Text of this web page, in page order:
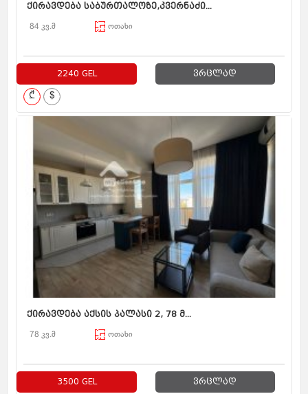
ქირავდება საბურთალოზე,კვერნაძი...
84 კვ.მ ოთახი
2240 GEL ვრცლად
₾ $
ქირავდება აქსის პალასი 2, 78 მ...
78 კვ.მ ოთახი
3500 GEL ვრცლად